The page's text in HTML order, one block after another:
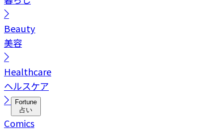
Beauty
美容
Healthcare
ヘルスケア
Fortune
占い
Comics